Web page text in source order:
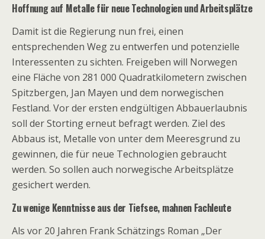
Hoffnung auf Metalle für neue Technologien und Arbeitsplätze
Damit ist die Regierung nun frei, einen
entsprechenden Weg zu entwerfen und potenzielle
Interessenten zu sichten. Freigeben will Norwegen
eine Fläche von 281 000 Quadratkilometern zwischen
Spitzbergen, Jan Mayen und dem norwegischen
Festland. Vor der ersten endgültigen Abbauerlaubnis
soll der Storting erneut befragt werden. Ziel des
Abbaus ist, Metalle von unter dem Meeresgrund zu
gewinnen, die für neue Technologien gebraucht
werden. So sollen auch norwegische Arbeitsplätze
gesichert werden.
Zu wenige Kenntnisse aus der Tiefsee, mahnen Fachleute
Als vor 20 Jahren Frank Schätzings Roman „Der